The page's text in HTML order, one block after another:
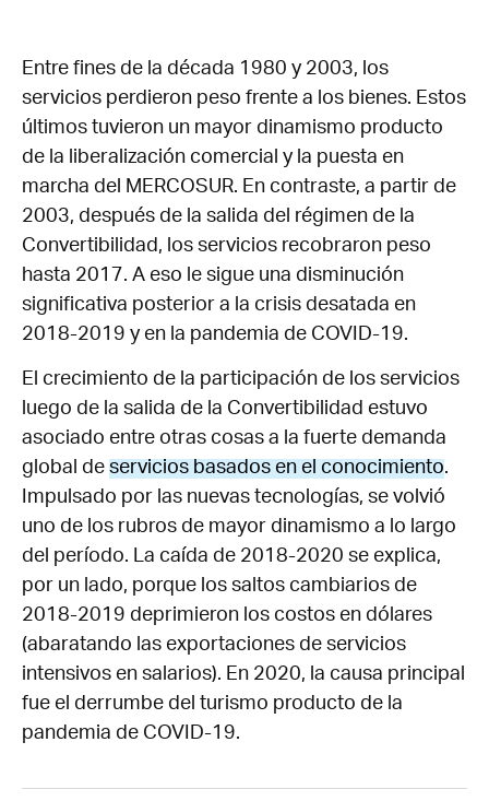
Entre fines de la década 1980 y 2003, los
servicios perdieron peso frente a los bienes. Estos
últimos tuvieron un mayor dinamismo producto
de la liberalización comercial y la puesta en
marcha del MERCOSUR. En contraste, a partir de
2003, después de la salida del régimen de la
Convertibilidad, los servicios recobraron peso
hasta 2017. A eso le sigue una disminución
significativa posterior a la crisis desatada en
2018-2019 y en la pandemia de COVID-19.
El crecimiento de la participación de los servicios
luego de la salida de la Convertibilidad estuvo
asociado entre otras cosas a la fuerte demanda
global de servicios basados en el conocimiento.
Impulsado por las nuevas tecnologías, se volvió
uno de los rubros de mayor dinamismo a lo largo
del período. La caída de 2018-2020 se explica,
por un lado, porque los saltos cambiarios de
2018-2019 deprimieron los costos en dólares
(abaratando las exportaciones de servicios
intensivos en salarios). En 2020, la causa principal
fue el derrumbe del turismo producto de la
pandemia de COVID-19.